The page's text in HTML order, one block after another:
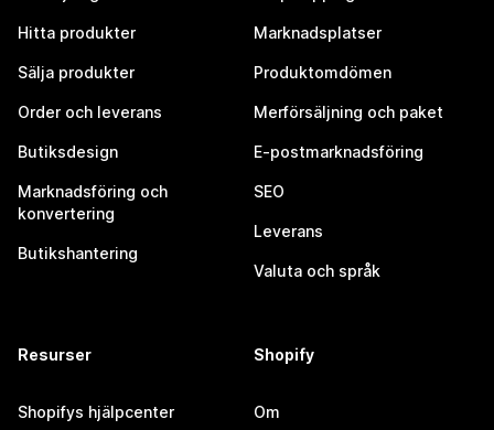
Hitta produkter
Sälja produkter
Order och leverans
Butiksdesign
Marknadsföring och
konvertering
Butikshantering
Marknadsplatser
Produktomdömen
Merförsäljning och paket
E-postmarknadsföring
SEO
Leverans
Valuta och språk
Resurser
Shopifys hjälpcenter
Shopify
Om